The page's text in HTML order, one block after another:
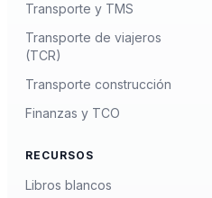
Transporte y TMS
Transporte de viajeros
(TCR)
Transporte construcción
Finanzas y TCO
RECURSOS
Libros blancos